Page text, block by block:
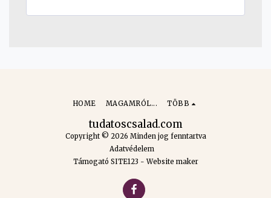
tudatoscsalad.com
Copyright © 2026 Minden jog fenntartva
Adatvédelem
Támogató SITE123 -Website maker
HOME MAGAMRÓL... TÖBB